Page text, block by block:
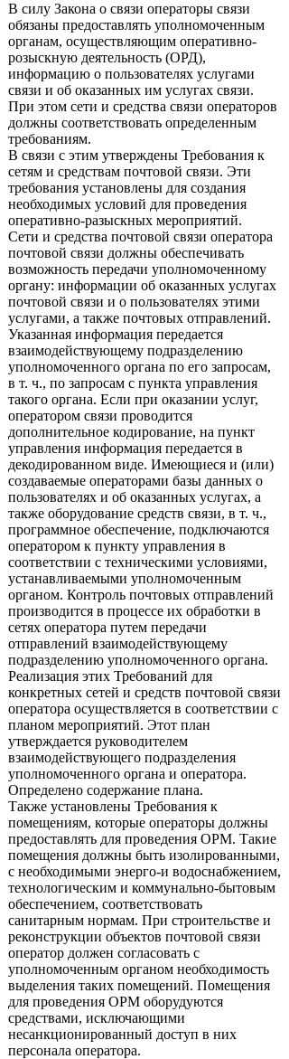
В силу Закона о связи операторы связи
обязаны предоставлять уполномоченным
органам, осуществляющим оперативно-
розыскную деятельность (ОРД),
информацию о пользователях услугами
связи и об оказанных им услугах связи.
При этом сети и средства связи операторов
должны соответствовать определенным
требованиям.
В связи с этим утверждены Требования к
сетям и средствам почтовой связи. Эти
требования установлены для создания
необходимых условий для проведения
оперативно-разыскных мероприятий.
Сети и средства почтовой связи оператора
почтовой связи должны обеспечивать
возможность передачи уполномоченному
органу: информации об оказанных услугах
почтовой связи и о пользователях этими
услугами, а также почтовых отправлений.
Указанная информация передается
взаимодействующему подразделению
уполномоченного органа по его запросам,
в т. ч., по запросам с пункта управления
такого органа. Если при оказании услуг,
оператором связи проводится
дополнительное кодирование, на пункт
управления информация передается в
декодированном виде. Имеющиеся и (или)
создаваемые операторами базы данных о
пользователях и об оказанных услугах, а
также оборудование средств связи, в т. ч.,
программное обеспечение, подключаются
оператором к пункту управления в
соответствии с техническими условиями,
устанавливаемыми уполномоченным
органом. Контроль почтовых отправлений
производится в процессе их обработки в
сетях оператора путем передачи
отправлений взаимодействующему
подразделению уполномоченного органа.
Реализация этих Требований для
конкретных сетей и средств почтовой связи
оператора осуществляется в соответствии с
планом мероприятий. Этот план
утверждается руководителем
взаимодействующего подразделения
уполномоченного органа и оператора.
Определено содержание плана.
Также установлены Требования к
помещениям, которые операторы должны
предоставлять для проведения ОРМ. Такие
помещения должны быть изолированными,
с необходимыми энерго-и водоснабжением,
технологическим и коммунально-бытовым
обеспечением, соответствовать
санитарным нормам. При строительстве и
реконструкции объектов почтовой связи
оператор должен согласовать с
уполномоченным органом необходимость
выделения таких помещений. Помещения
для проведения ОРМ оборудуются
средствами, исключающими
несанкционированный доступ в них
персонала оператора.